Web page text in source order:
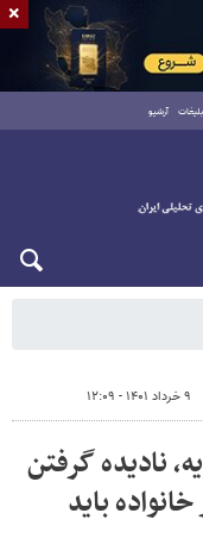
آرشیو
۹ خرداد ۱۴۰۱ - ۱۲:۰۹
نادیده گرفتن
باید
×